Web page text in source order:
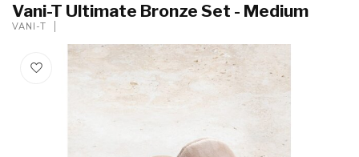
Vani-T Ultimate Bronze Set - Medium
VANI-T